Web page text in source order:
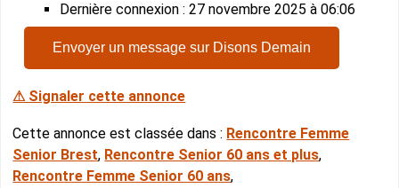
Dernière connexion : 27 novembre 2025 à 06:06
Envoyer un message sur Disons Demain
⚠ Signaler cette annonce
Cette annonce est classée dans : Rencontre Femme
Senior Brest, Rencontre Senior 60 ans et plus,
Rencontre Femme Senior 60 ans,